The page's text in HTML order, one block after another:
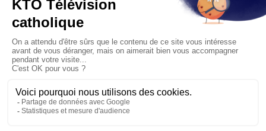
La visite pastorale du pape Léon
XIV à Assise à suivre sur KTO le
jeudi 6 août
Le pape en Uruguay, Argentine et
Pérou du 6 au 17 novembre 2026